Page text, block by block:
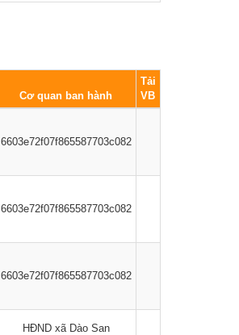
Cơ quan ban hành
Tải
VB
6603e72f07f865587703c082
6603e72f07f865587703c082
6603e72f07f865587703c082
HĐND xã Dào San